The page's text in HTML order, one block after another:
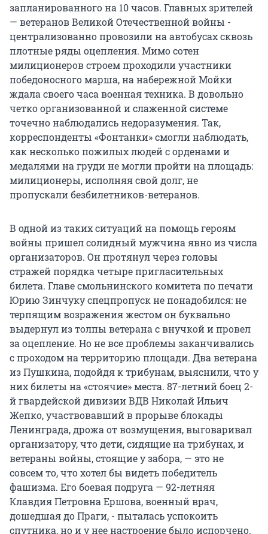
запланированного на 10 часов. Главных зрителей
— ветеранов Великой Отечественной войны -
централизованно провозили на автобусах сквозь
плотные ряды оцепления. Мимо сотен
милиционеров строем проходили участники
победоносного марша, на набережной Мойки
ждала своего часа военная техника. В довольно
четко организованной и слаженной системе
точечно наблюдались недоразумения. Так,
корреспонденты «Фонтанки» смогли наблюдать,
как несколько пожилых людей с орденами и
медалями на груди не могли пройти на площадь:
милиционеры, исполняя свой долг, не
пропускали безбилетников-ветеранов.
В одной из таких ситуаций на помощь героям
войны пришел солидный мужчина явно из числа
организаторов. Он протянул через головы
стражей порядка четыре пригласительных
билета. Главе смольнинского комитета по печати
Юрию Зинчуку спецпропуск не понадобился: не
терпящим возражения жестом он буквально
выдернул из толпы ветерана с внучкой и провел
за оцепление. Но не все проблемы заканчивались
с проходом на территорию площади. Два ветерана
из Пушкина, подойдя к трибунам, выяснили, что у
них билеты на «стоячие» места. 87-летний боец 2-
й гвардейской дивизии ВДВ Николай Ильич
Жепко, участвовавший в прорыве блокады
Ленинграда, дрожа от возмущения, выговаривал
организатору, что дети, сидящие на трибунах, и
ветераны войны, стоящие у забора, — это не
совсем то, что хотел бы видеть победитель
фашизма. Его боевая подруга — 92-летняя
Клавдия Петровна Ершова, военный врач,
дошедшая до Праги, - пыталась успокоить
спутника, но и у нее настроение было испорчено.